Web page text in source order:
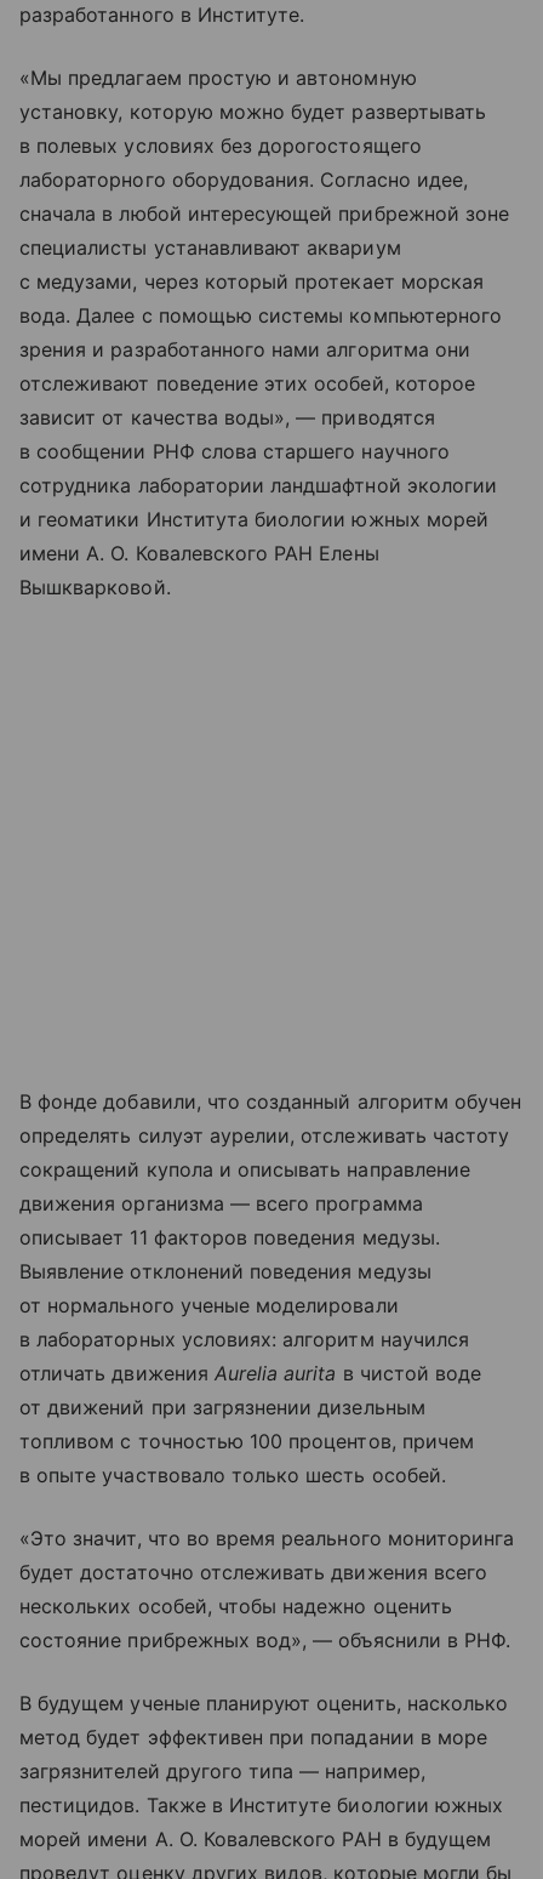
разработанного в Институте.
«Мы предлагаем простую и автономную
установку, которую можно будет развертывать
в полевых условиях без дорогостоящего
лабораторного оборудования. Согласно идее,
сначала в любой интересующей прибрежной зоне
специалисты устанавливают аквариум
с медузами, через который протекает морская
вода. Далее с помощью системы компьютерного
зрения и разработанного нами алгоритма они
отслеживают поведение этих особей, которое
зависит от качества воды», — приводятся
в сообщении РНФ слова старшего научного
сотрудника лаборатории ландшафтной экологии
и геоматики Института биологии южных морей
имени А. О. Ковалевского РАН Елены
Вышкварковой.
В фонде добавили, что созданный алгоритм обучен
определять силуэт аурелии, отслеживать частоту
сокращений купола и описывать направление
движения организма — всего программа
описывает 11 факторов поведения медузы.
Выявление отклонений поведения медузы
от нормального ученые моделировали
в лабораторных условиях: алгоритм научился
отличать движения Aurelia aurita в чистой воде
от движений при загрязнении дизельным
топливом с точностью 100 процентов, причем
в опыте участвовало только шесть особей.
«Это значит, что во время реального мониторинга
будет достаточно отслеживать движения всего
нескольких особей, чтобы надежно оценить
состояние прибрежных вод», — объяснили в РНФ.
В будущем ученые планируют оценить, насколько
метод будет эффективен при попадании в море
загрязнителей другого типа — например,
пестицидов. Также в Институте биологии южных
морей имени А. О. Ковалевского РАН в будущем
проведут оценку других видов, которые могли бы